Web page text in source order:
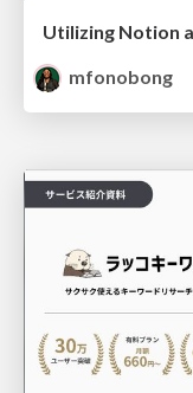
mfonobong